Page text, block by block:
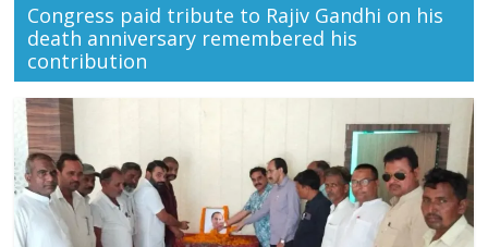
Congress paid tribute to Rajiv Gandhi on his
death anniversary remembered his
contribution